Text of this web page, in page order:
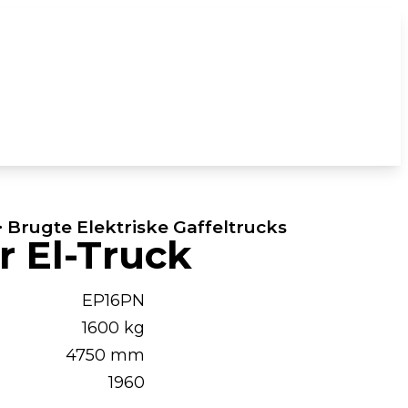
Brugte Elektriske Gaffeltrucks
El-Truck
EP16PN
1600 kg
4750 mm
1960